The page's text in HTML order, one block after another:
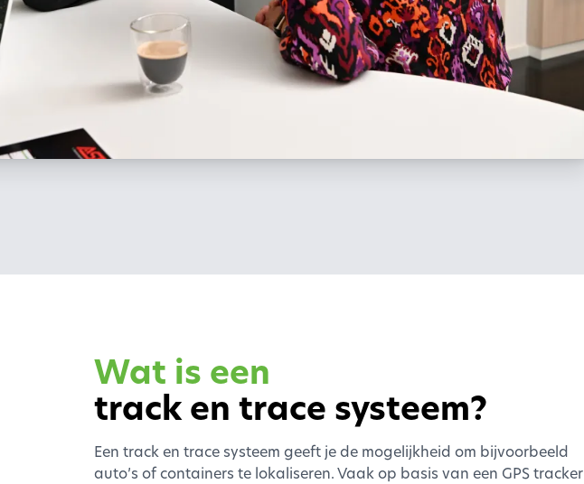
Wat is een
track en trace systeem?
Een track en trace systeem geeft je de mogelijkheid om bijvoorbeeld
auto’s of containers te lokaliseren. Vaak op basis van een GPS tracker